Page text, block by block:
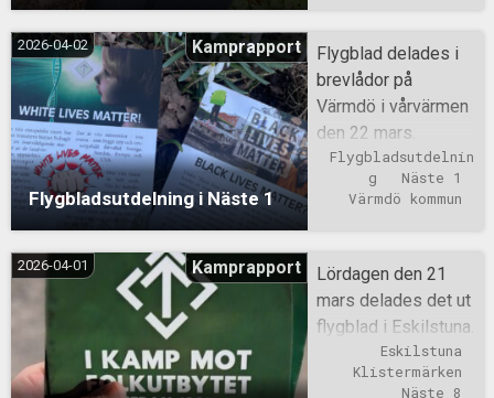
Flygbladsutdelning i Näste 1
2026-04-02 Kamprapport
Flygblad delades i
brevlådor på
Värmdö i vårvärmen
den 22 mars.
Flygbladsutdelnin
g
Näste 1
Värmdö kommun
2026-04-01 Kamprapport
Lördagen den 21
mars delades det ut
flygblad i Eskilstuna.
Eskilstuna
Klistermärken
Näste 8